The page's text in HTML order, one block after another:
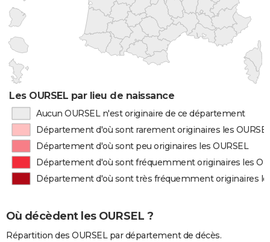
Les OURSEL par lieu de naissance
Aucun OURSEL n'est originaire de ce département
Département d'où sont rarement originaires les
Département d'où sont peu originaires les OURSEL
Département d'où sont fréquemment originaires les
Département d'où sont très fréquemment originaires
Où décèdent les OURSEL ?
Répartition des OURSEL par département de décès.